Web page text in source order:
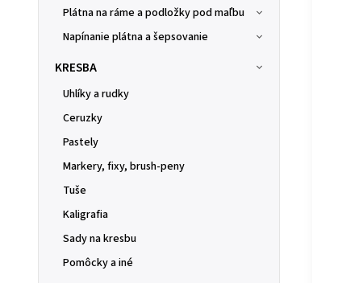
Plátna na ráme a podložky pod maľbu
Napínanie plátna a šepsovanie
KRESBA
Uhlíky a rudky
Ceruzky
Pastely
Markery, fixy, brush-peny
Tuše
Kaligrafia
Sady na kresbu
Pomôcky a iné